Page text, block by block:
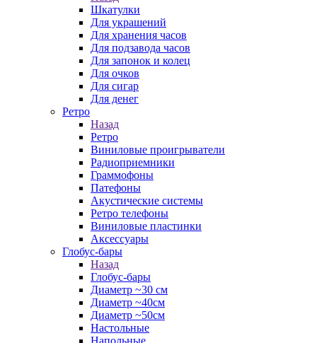
Шкатулки
Для украшений
Для хранения часов
Для подзавода часов
Для запонок и колец
Для очков
Для сигар
Для денег
Ретро
Назад
Ретро
Виниловые проигрыватели
Радиоприемники
Граммофоны
Патефоны
Акустические системы
Ретро телефоны
Виниловые пластинки
Аксессуары
Глобус-бары
Назад
Глобус-бары
Диаметр ~30 см
Диаметр ~40см
Диаметр ~50см
Настольные
Напольные